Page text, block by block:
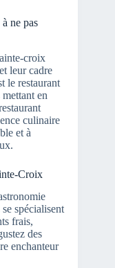
ne pas
croix
leur cadre
le restaurant
en
culinaire
et à
Croix
spécialisent
frais,
des
enchanteur